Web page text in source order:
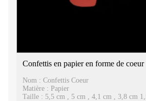
Confettis en papier en forme de coeur
Nom : Confettis Coeur
Matière : Papier
Taille : 5,5 cm , 5 cm , 4,1 cm , 3,8 cm